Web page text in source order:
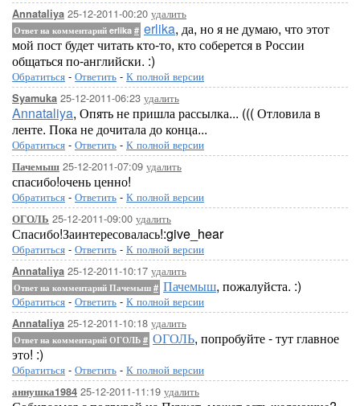
Annataliya 25-12-2011-00:20 удалить
Ответ на комментарий erlika # erlika, да, но я не думаю, что этот
мой пост будет читать кто-то, кто соберется в России
общаться по-английски. :)
Обратиться - Ответить - К полной версии
Syamuka 25-12-2011-06:23 удалить
Annataliya, Опять не пришла рассылка... ((( Отловила в
ленте. Пока не дочитала до конца...
Обратиться - Ответить - К полной версии
Пачемыш 25-12-2011-07:09 удалить
спасибо!очень ценно!
Обратиться - Ответить - К полной версии
ОГОЛЬ 25-12-2011-09:00 удалить
Спасибо!Заинтересовалась!:give_hear
Обратиться - Ответить - К полной версии
Annataliya 25-12-2011-10:17 удалить
Ответ на комментарий Пачемыш # Пачемыш, пожалуйста. :)
Обратиться - Ответить - К полной версии
Annataliya 25-12-2011-10:18 удалить
Ответ на комментарий ОГОЛЬ # ОГОЛЬ, попробуйте - тут главное
это! :)
Обратиться - Ответить - К полной версии
аннушка1984 25-12-2011-11:19 удалить